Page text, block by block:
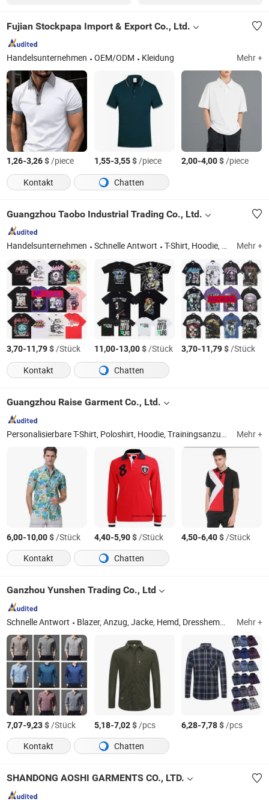
Fujian Stockpapa Import & Export Co., Ltd.
Handelsunternehmen OEM/ODM Kleidung Mehr +
1,26-3,26$/piece 1,55-3,55$/piece 2,00-4,00$/piece
Kontakt
Chatten
Guangzhou Taobo Industrial Trading Co., Ltd.
Handelsunternehmen Schnelle Antwort T-Shirt, Hoodie, Shorts und Mütze Mehr +
3,70-11,79$/Stück 11,00-13,00$/Stück 3,70-11,79$/Stück
Kontakt
Chatten
Guangzhou Raise Garment Co., Ltd.
Personalisierbare T-Shirt, Poloshirt, Hoodie, Trainingsanzug, Sportswear, Mütze Und Mütze, Arbeitsuniform Mehr +
6,00-10,00$/Stück 4,40-5,90$/Stück 4,50-6,40$/Stück
Kontakt
Chatten
Ganzhou Yunshen Trading Co., Ltd
Schnelle Antwort Blazer, Anzug, Jacke, Hemd, Dresshemd, Polo, Hose, Hoodie, Weste, Mantel Mehr +
7,07-9,23$/Stück 5,18-7,02$/pcs 6,28-7,78$/pcs
Kontakt
Chatten
SHANDONG AOSHI GARMENTS CO., LTD.